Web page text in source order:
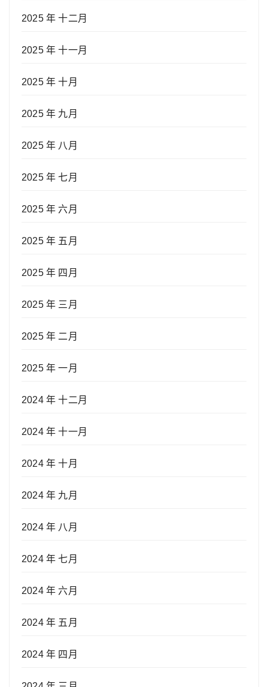
2025 年 十二月
2025 年 十一月
2025 年 十月
2025 年 九月
2025 年 八月
2025 年 七月
2025 年 六月
2025 年 五月
2025 年 四月
2025 年 三月
2025 年 二月
2025 年 一月
2024 年 十二月
2024 年 十一月
2024 年 十月
2024 年 九月
2024 年 八月
2024 年 七月
2024 年 六月
2024 年 五月
2024 年 四月